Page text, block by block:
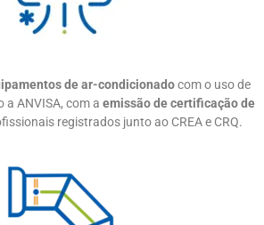
de ar-condicionadocom o uso de
ANVISA, com a emissão de certificação de
registrados junto ao CREA e CRQ.